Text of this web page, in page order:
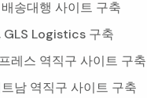
송대행사이트구축
구축
레스역직구사이트구축
남역직구사이트구축